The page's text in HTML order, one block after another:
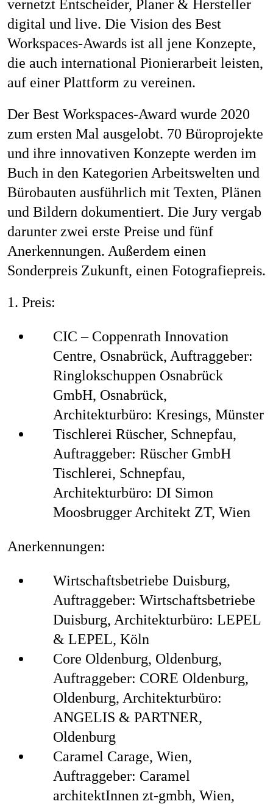
vernetzt Entscheider, Planer & Hersteller
digital und live. Die Vision des Best
Workspaces-Awards ist all jene Konzepte,
die auch international Pionierarbeit leisten,
auf einer Plattform zu vereinen.
Der Best Workspaces-Award wurde 2020
zum ersten Mal ausgelobt. 70 Büroprojekte
und ihre innovativen Konzepte werden im
Buch in den Kategorien Arbeitswelten und
Bürobauten ausführlich mit Texten, Plänen
und Bildern dokumentiert. Die Jury vergab
darunter zwei erste Preise und fünf
Anerkennungen. Außerdem einen
Sonderpreis Zukunft, einen Fotografiepreis.
1. Preis:
CIC – Coppenrath Innovation
Centre, Osnabrück, Auftraggeber:
Ringlokschuppen Osnabrück
GmbH, Osnabrück,
Architekturbüro: Kresings, Münster
Tischlerei Rüscher, Schnepfau,
Auftraggeber: Rüscher GmbH
Tischlerei, Schnepfau,
Architekturbüro: DI Simon
Moosbrugger Architekt ZT, Wien
Anerkennungen:
Wirtschaftsbetriebe Duisburg,
Auftraggeber: Wirtschaftsbetriebe
Duisburg, Architekturbüro: LEPEL
& LEPEL, Köln
Core Oldenburg, Oldenburg,
Auftraggeber: CORE Oldenburg,
Oldenburg, Architekturbüro:
ANGELIS & PARTNER,
Oldenburg
Caramel Carage, Wien,
Auftraggeber: Caramel
architektInnen zt-gmbh, Wien,